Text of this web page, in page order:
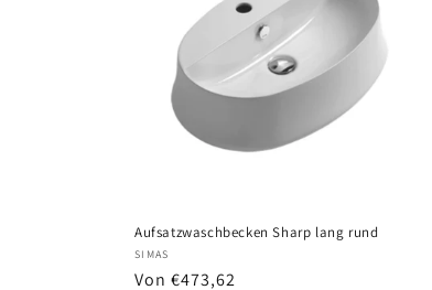
Aufsatzwaschbecken Sharp lang rund
Anbieter:
SIMAS
Normaler
Von €473,62